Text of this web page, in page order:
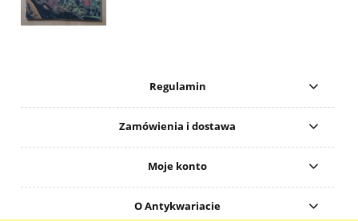
Regulamin
Zamówienia i dostawa
Moje konto
O Antykwariacie